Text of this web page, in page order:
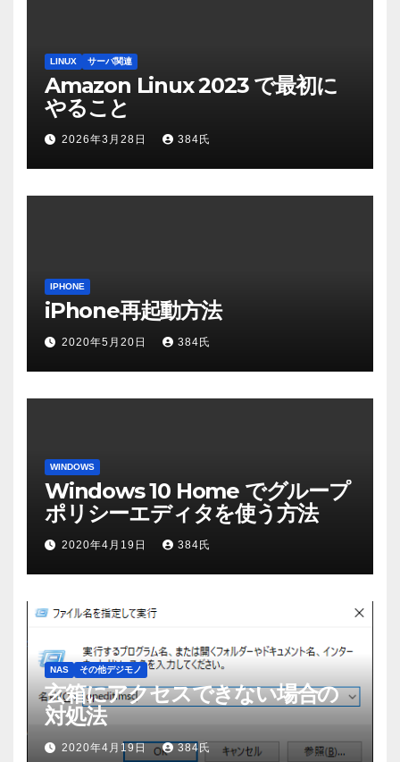
LINUX サーバ関連
Amazon Linux 2023 で最初に
やること
2026年3月28日 384氏
IPHONE
iPhone再起動方法
2020年5月20日 384氏
WINDOWS
Windows 10 Home でグループ
ポリシーエディタを使う方法
2020年4月19日 384氏
NAS その他デジモノ
玄箱にアクセスできない場合の
対処法
2020年4月19日 384氏